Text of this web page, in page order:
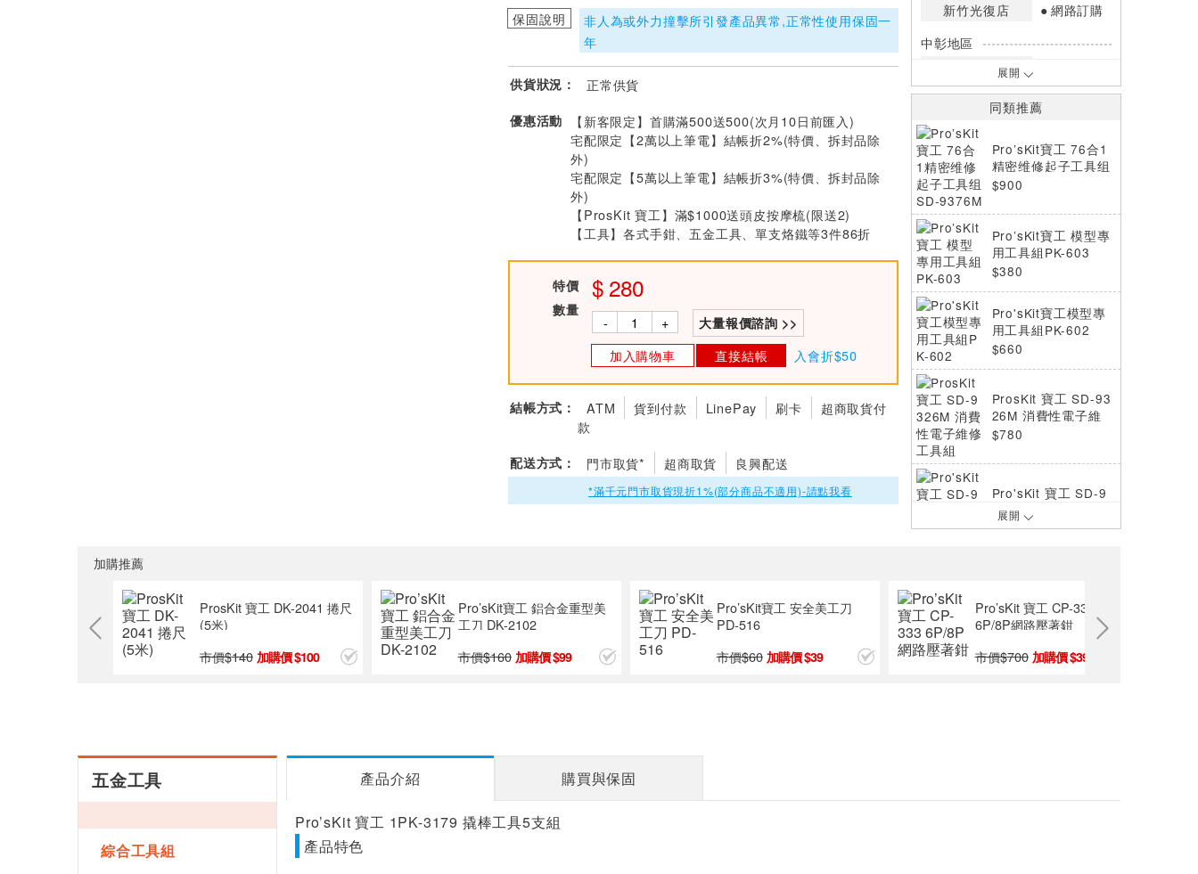
保固說明
非人為或外力撞擊所引發產品異常,正常性使用保固一
年
供貨狀況： 正常供貨
優惠活動
【新客限定】首購滿500送500(次月10日前匯入)
宅配限定【2萬以上筆電】結帳折2%(特價、拆封品除
外)
宅配限定【5萬以上筆電】結帳折3%(特價、拆封品除
外)
【ProsKit 寶工】滿$1000送頭皮按摩梳(限送2)
【工具】各式手鉗、五金工具、單支烙鐵等3件86折
特價 280
數量
- + 大量報價諮詢 >>
加入購物車 直接結帳 入會折$50
結帳方式： ATM 貨到付款 LinePay 刷卡
超商取貨付
款
配送方式： 門市取貨* 超商取貨 良興配送
*滿千元門市取貨現折1%(部分商品不適用)-請點我看
新竹光復店
網路訂購
中彰地區
台中英才店
嘉南地區
高雄鳳山店
網路訂購
*庫存數量：網路訂購(0)、少量庫存
(1~2)、現貨充足(3以上)。
*門市庫存以店內實際數量為準，可使
用專人服務或撥打門市電話洽詢。
展開
同類推薦
Pro’sKit寶工 76合1
精密维修起子工具组
SD-9376M
$900
Pro’sKit寶工 模型專
用工具組PK-603
$380
Pro'sKit寶工模型專
用工具組PK-602
$660
ProsKit 寶工 SD-93
26M 消費性電子維
修工具組
$780
Pro'sKit 寶工 SD-9
314 16合1 Apple維
修工具組
$600
氣工程工具組(65件)
PK-1700NA
$9000
38件套筒工具組 H
展開
加購推薦
ProsKit 寶工 DK-2041 捲尺
(5米)
市價$140 100
Pro’sKit寶工 鋁合金重型美
工刀 DK-2102
市價$160 99
Pro’sKit寶工 安全美工刀
PD-516
市價$60 39
Pro’sKit 寶工 CP-333
6P/8P網路壓著鉗
市價$700 399
五金工具
綜合工具組
產品介紹 購買與保固
Pro’sKit 寶工 1PK-3179 撬棒工具5支組
產品特色